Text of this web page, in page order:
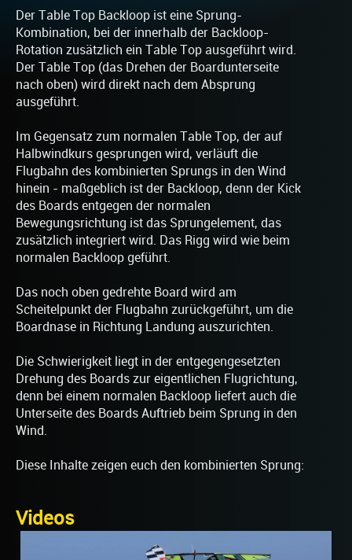
Der Table Top Backloop ist eine Sprung-
Kombination, bei der innerhalb der Backloop-
Rotation zusätzlich ein Table Top ausgeführt wird.
Der Table Top (das Drehen der Boardunterseite
nach oben) wird direkt nach dem Absprung
ausgeführt.
Im Gegensatz zum normalen Table Top, der auf
Halbwindkurs gesprungen wird, verläuft die
Flugbahn des kombinierten Sprungs in den Wind
hinein - maßgeblich ist der Backloop, denn der Kick
des Boards entgegen der normalen
Bewegungsrichtung ist das Sprungelement, das
zusätzlich integriert wird. Das Rigg wird wie beim
normalen Backloop geführt.
Das noch oben gedrehte Board wird am
Scheitelpunkt der Flugbahn zurückgeführt, um die
Boardnase in Richtung Landung auszurichten.
Die Schwierigkeit liegt in der entgegengesetzten
Drehung des Boards zur eigentlichen Flugrichtung,
denn bei einem normalen Backloop liefert auch die
Unterseite des Boards Auftrieb beim Sprung in den
Wind.
Diese Inhalte zeigen euch den kombinierten Sprung:
Videos